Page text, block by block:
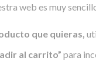
web es muy
que quieras,
al carrito” para